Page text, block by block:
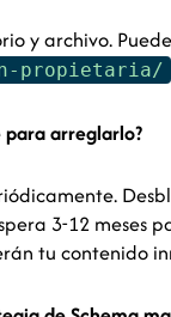
y archivo.
propietaria/
arreglarlo?
3-12 meses
tu contenido